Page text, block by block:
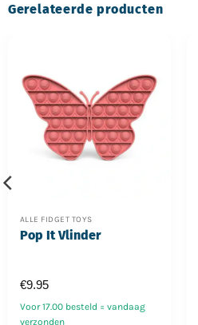
Gerelateerde producten
ALLE FIDGET TOYS
Pop It Vlinder
Voor 17.00 besteld = vandaag
verzonden
€9.95